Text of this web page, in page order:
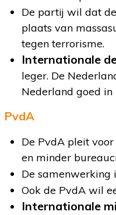
De partij wil dat
plaats van
tegen terrorisme.
Internationale
leger. De
Nederland goed in
PvdA
De PvdA pleit voor
en minder
De samenwerking
Ook de PvdA wil
Internationale